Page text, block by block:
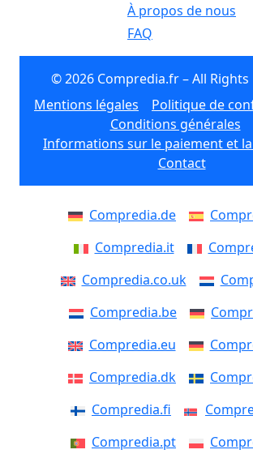
À propos de nous
FAQ
© 2026 Compredia.fr – All Rights
Mentions légales
Politique de
Conditions générales
Informations sur le paiement et
Contact
Compredia.de
Compredia.it
Compredia.co.uk
Compredia.be
Compredia.eu
Compredia.dk
Compredia.fi
Compredia.pt